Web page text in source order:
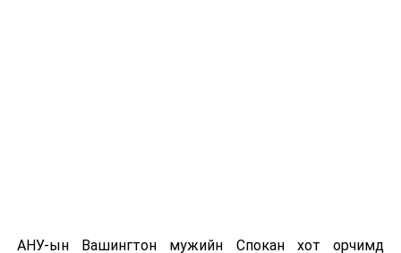
АНУ-ын Вашингтон мужийн Спокан хот орчимд